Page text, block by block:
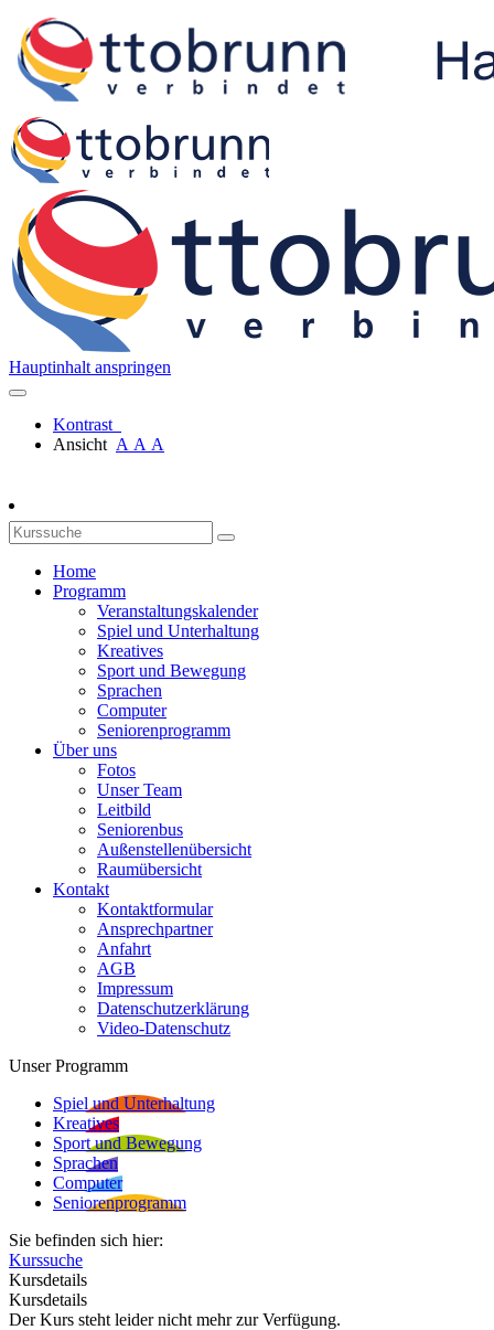
Hauptinhalt anspringen
Kontrast
Ansicht A A A
Home
Programm
Veranstaltungskalender
Spiel und Unterhaltung
Kreatives
Sport und Bewegung
Sprachen
Computer
Seniorenprogramm
Über uns
Fotos
Unser Team
Leitbild
Seniorenbus
Außenstellenübersicht
Raumübersicht
Kontakt
Kontaktformular
Ansprechpartner
Anfahrt
AGB
Impressum
Datenschutzerklärung
Video-Datenschutz
Unser Programm
Spiel und Unterhaltung
Kreatives
Sport und Bewegung
Sprachen
Computer
Seniorenprogramm
Sie befinden sich hier:
Kurssuche
Kursdetails
Kursdetails
Der Kurs steht leider nicht mehr zur Verfügung.